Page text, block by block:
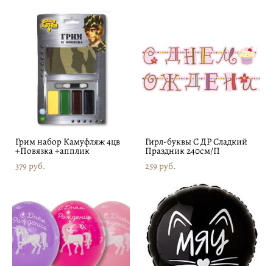
Грим набор Камуфляж 4цв
+Повязка +апплик
379 pуб.
Гирл-буквы С ДР Сладкий
Праздник 240см/П
259 pуб.